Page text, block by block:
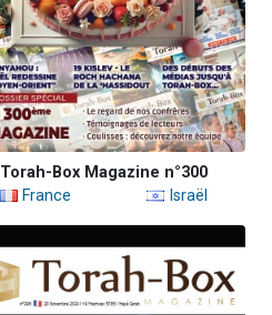
Torah-Box Magazine n°300
France
Israël